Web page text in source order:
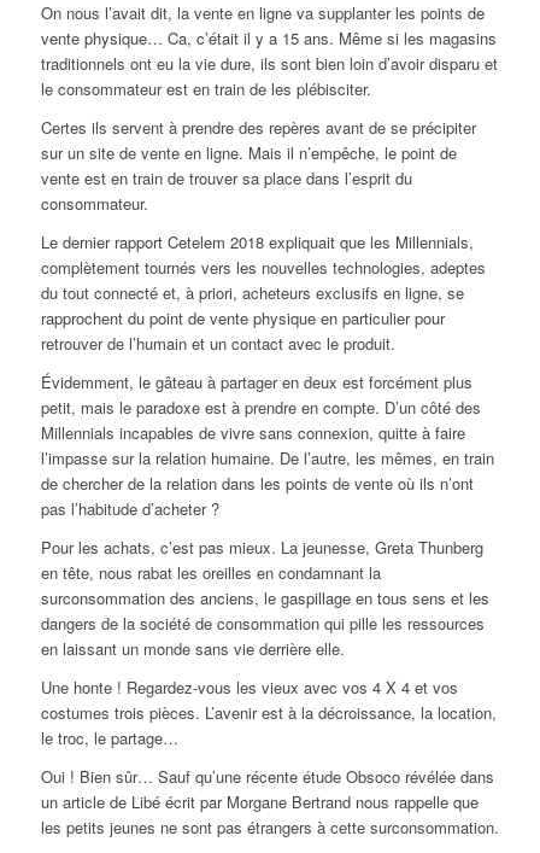
On nous l’avait dit, la vente en ligne va supplanter les points de
vente physique… Ca, c’était il y a 15 ans. Même si les magasins
traditionnels ont eu la vie dure, ils sont bien loin d’avoir disparu et
le consommateur est en train de les plébisciter.
Certes ils servent à prendre des repères avant de se précipiter
sur un site de vente en ligne. Mais il n’empêche, le point de
vente est en train de trouver sa place dans l’esprit du
consommateur.
Le dernier rapport Cetelem 2018 expliquait que les Millennials,
complètement tournés vers les nouvelles technologies, adeptes
du tout connecté et, à priori, acheteurs exclusifs en ligne, se
rapprochent du point de vente physique en particulier pour
retrouver de l’humain et un contact avec le produit.
Évidemment, le gâteau à partager en deux est forcément plus
petit, mais le paradoxe est à prendre en compte. D’un côté des
Millennials incapables de vivre sans connexion, quitte à faire
l’impasse sur la relation humaine. De l’autre, les mêmes, en train
de chercher de la relation dans les points de vente où ils n’ont
pas l’habitude d’acheter ?
Pour les achats, c’est pas mieux. La jeunesse, Greta Thunberg
en tête, nous rabat les oreilles en condamnant la
surconsommation des anciens, le gaspillage en tous sens et les
dangers de la société de consommation qui pille les ressources
en laissant un monde sans vie derrière elle.
Une honte ! Regardez-vous les vieux avec vos 4 X 4 et vos
costumes trois pièces. L’avenir est à la décroissance, la location,
le troc, le partage…
Oui ! Bien sûr… Sauf qu’une récente étude Obsoco révélée dans
un article de Libé écrit par Morgane Bertrand nous rappelle que
les petits jeunes ne sont pas étrangers à cette surconsommation.